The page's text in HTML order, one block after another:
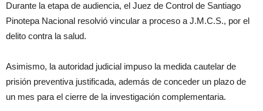
Durante la etapa de audiencia, el Juez de Control de Santiago
Pinotepa Nacional resolvió vincular a proceso a J.M.C.S., por el
delito contra la salud.
Asimismo, la autoridad judicial impuso la medida cautelar de
prisión preventiva justificada, además de conceder un plazo de
un mes para el cierre de la investigación complementaria.